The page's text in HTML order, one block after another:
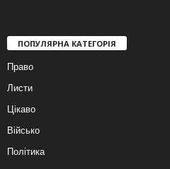
ПОПУЛЯРНА КАТЕГОРІЯ
Право
Листи
Цікаво
Військо
Політика